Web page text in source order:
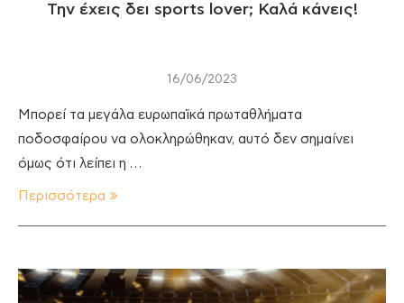
Την έχεις δει sports lover; Καλά κάνεις!
16/06/2023
Μπορεί τα μεγάλα ευρωπαϊκά πρωταθλήματα
ποδοσφαίρου να ολοκληρώθηκαν, αυτό δεν σημαίνει
όμως ότι λείπει η …
Περισσότερα